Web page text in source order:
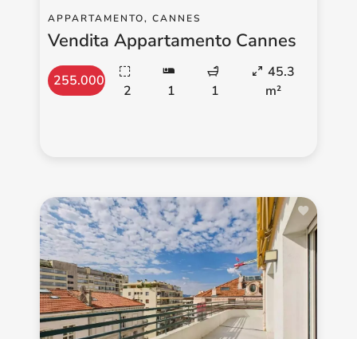
APPARTAMENTO, CANNES
Vendita Appartamento Cannes
255.000 €
2 1 1
45.3
m²